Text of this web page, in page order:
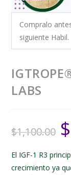
Compralo
siguiente Habil.
LABS
$1,100.00 $
El IGF-1 R3
crecimiento ya